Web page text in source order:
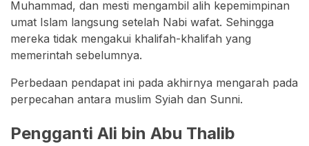
Muhammad, dan mesti mengambil alih kepemimpinan
umat Islam langsung setelah Nabi wafat. Sehingga
mereka tidak mengakui khalifah-khalifah yang
memerintah sebelumnya.
Perbedaan pendapat ini pada akhirnya mengarah pada
perpecahan antara muslim Syiah dan Sunni.
Pengganti Ali bin Abu Thalib